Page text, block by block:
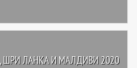
ШРИ ЛАНКА И МАЛДИВИ 2020